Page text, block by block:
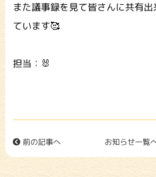
また議事録を見て皆さんに共有
ています🥰
担当：🐰
前の記事へ お知らせ一覧